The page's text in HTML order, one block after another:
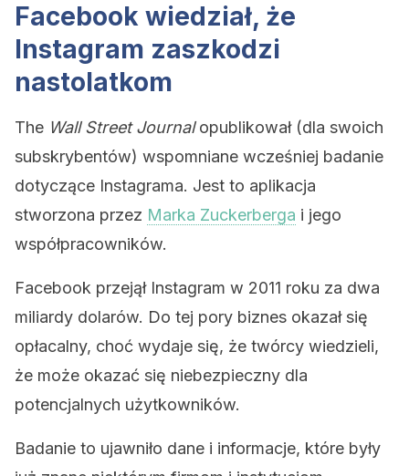
Facebook wiedział, że
Instagram zaszkodzi
nastolatkom
The Wall Street Journalopublikował (dla swoich
subskrybentów) wspomniane wcześniej badanie
dotyczące Instagrama. Jest to aplikacja
stworzona przez Marka Zuckerberga i jego
współpracowników.
Facebook przejął Instagram w 2011 roku za dwa
miliardy dolarów. Do tej pory biznes okazał się
opłacalny, choć wydaje się, że twórcy wiedzieli,
że może okazać się niebezpieczny dla
potencjalnych użytkowników.
Badanie to ujawniło dane i informacje, które były